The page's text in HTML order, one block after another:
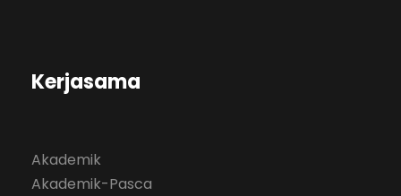
Kerjasama
Akademik
Akademik-Pasca